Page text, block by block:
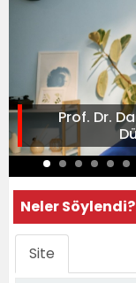
Prof. Dr.
Neler Söylendi?
Site